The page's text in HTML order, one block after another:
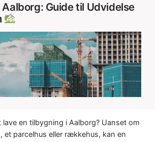
Guide til Udvidelse
lave en tilbygning i Aalborg? Uanset om
et parcelhus eller rækkehus, kan en